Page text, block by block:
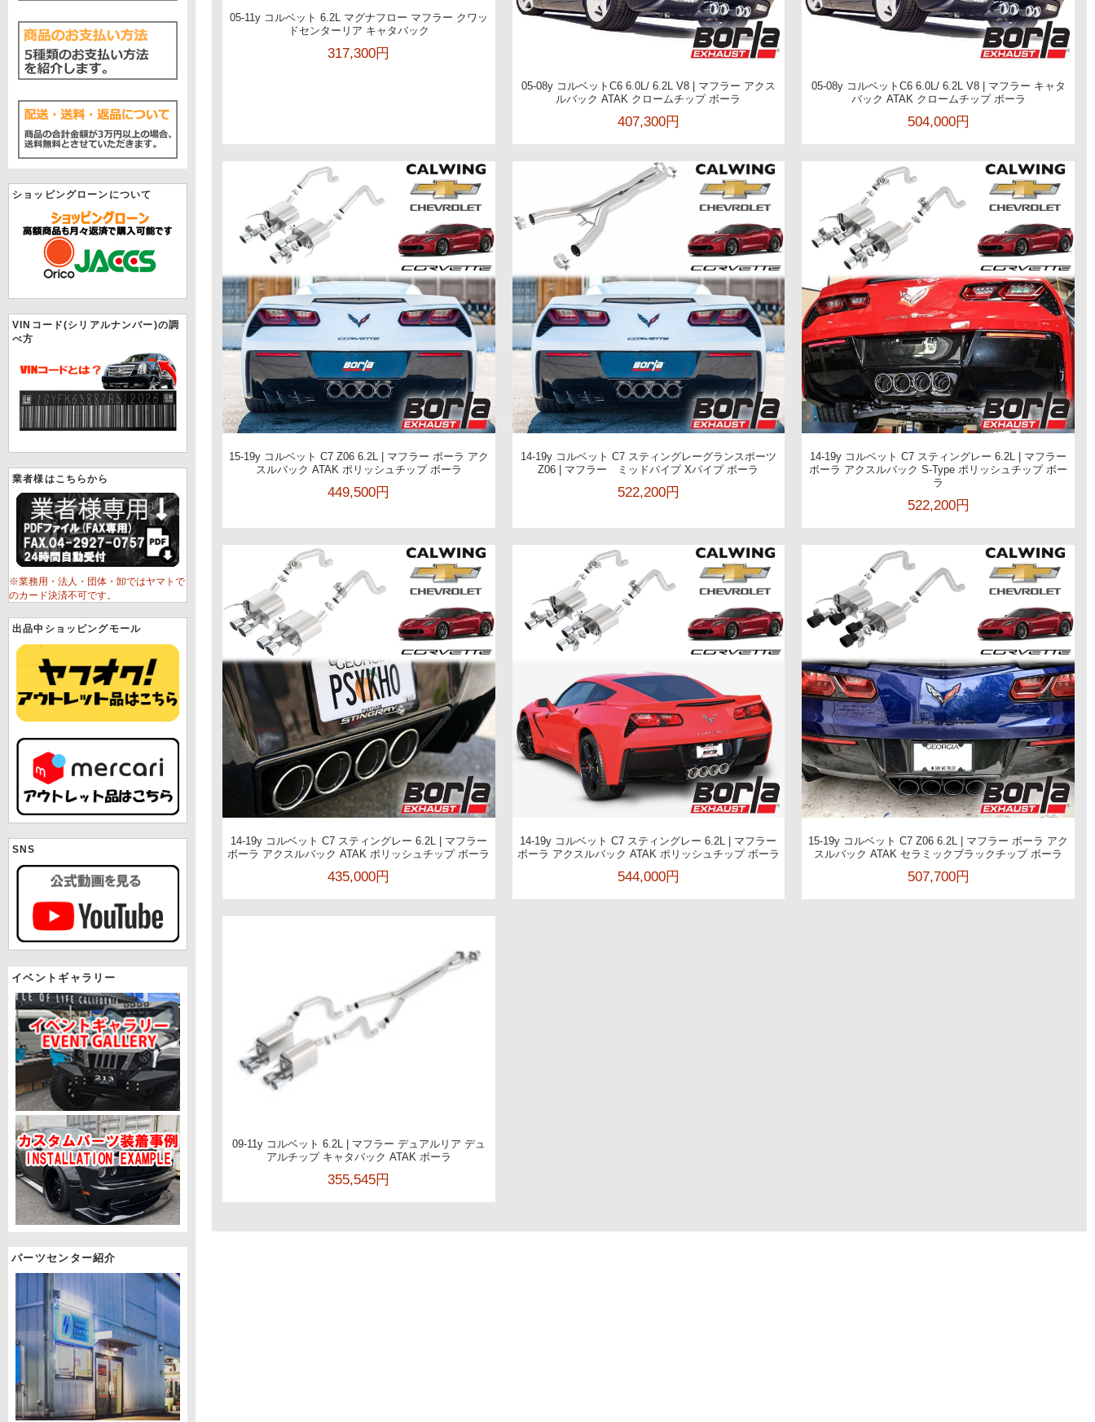
ショッピングローンについて
VINコード(シリアルナンバー)の調
べ方
業者様はこちらから
※業務用・法人・団体・卸ではヤマトで
のカード決済不可です。
出品中ショッピングモール
SNS
イベントギャラリー
パーツセンター紹介
05-11y コルベット 6.2L マグナフロー マフラー クワッ
ドセンターリア キャタバック
317,300円
05-08y コルベットC6 6.0L/ 6.2L V8 | マフラー アクス
ルバック ATAK クロームチップ ボーラ
407,300円
05-08y コルベットC6 6.0L/ 6.2L V8 | マフラー キャタ
バック ATAK クロームチップ ボーラ
504,000円
15-19y コルベット C7 Z06 6.2L | マフラー ボーラ アク
スルバック ATAK ポリッシュチップ ボーラ
449,500円
14-19y コルベット C7 スティングレーグランスポーツ
Z06 | マフラー ミッドパイプ Xパイプ ボーラ
522,200円
14-19y コルベット C7 スティングレー 6.2L | マフラー
ボーラ アクスルバック S-Type ポリッシュチップ ボー
ラ
522,200円
14-19y コルベット C7 スティングレー 6.2L | マフラー
ボーラ アクスルバック ATAK ポリッシュチップ ボーラ
435,000円
14-19y コルベット C7 スティングレー 6.2L | マフラー
ボーラ アクスルバック ATAK ポリッシュチップ ボーラ
544,000円
15-19y コルベット C7 Z06 6.2L | マフラー ボーラ アク
スルバック ATAK セラミックブラックチップ ボーラ
507,700円
09-11y コルベット 6.2L | マフラー デュアルリア デュ
アルチップ キャタバック ATAK ボーラ
355,545円